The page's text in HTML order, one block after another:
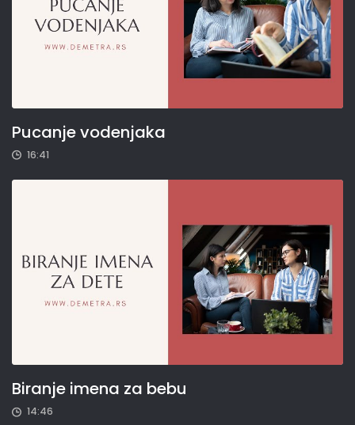
16:41
Pucanje vodenjaka
14:46
Biranje imena za bebu